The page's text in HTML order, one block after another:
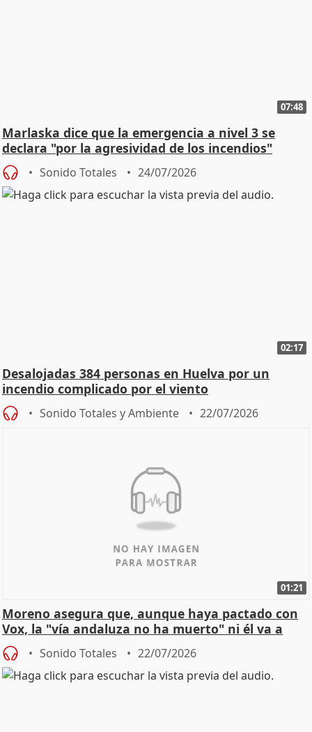
07:48
Marlaska dice que la emergencia a nivel 3 se
declara "por la agresividad de los incendios"
Sonido Totales 24/07/2026
02:17
Desalojadas 384 personas en Huelva por un
incendio complicado por el viento
Sonido Totales y Ambiente 22/07/2026
01:21
Moreno asegura que, aunque haya pactado con
Vox, la "vía andaluza no ha muerto" ni él va a
"cambiar"
Sonido Totales 22/07/2026